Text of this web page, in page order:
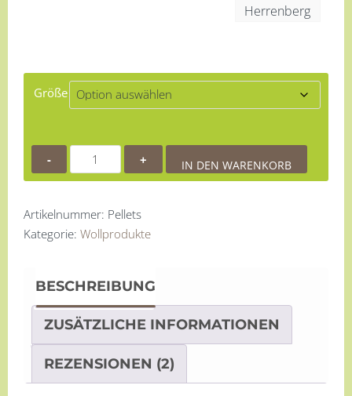
Herrenberg
Größe
Schafwolldünger
direkt
Schäfer
in
IN DEN WARENKORB
Artikelnummer: Pellets
Kategorie: Wollprodukte
BESCHREIBUNG
ZUSÄTZLICHE INFORMATIONEN
REZENSIONEN (2)